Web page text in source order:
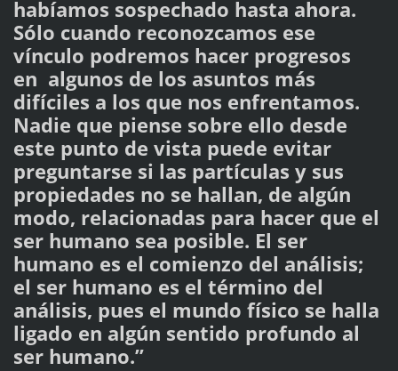
habíamos sospechado hasta ahora.
Sólo cuando reconozcamos ese
vínculo podremos hacer progresos
en algunos de los asuntos más
difíciles a los que nos enfrentamos.
Nadie que piense sobre ello desde
este punto de vista puede evitar
preguntarse si las partículas y sus
propiedades no se hallan, de algún
modo, relacionadas para hacer que el
ser humano sea posible. El ser
humano es el comienzo del análisis;
el ser humano es el término del
análisis, pues el mundo físico se halla
ligado en algún sentido profundo al
ser humano.”